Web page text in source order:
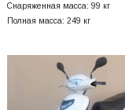
Снаряженная масса: 99 кг
Полная масса: 249 кг